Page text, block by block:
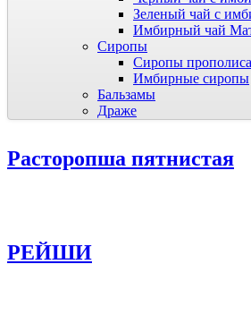
Зеленый чай с
Имбирный чай
Сиропы
Сиропы прополиса
Имбирные сиропы
Бальзамы
Драже
Расторопша пятнистая
РЕЙШИ